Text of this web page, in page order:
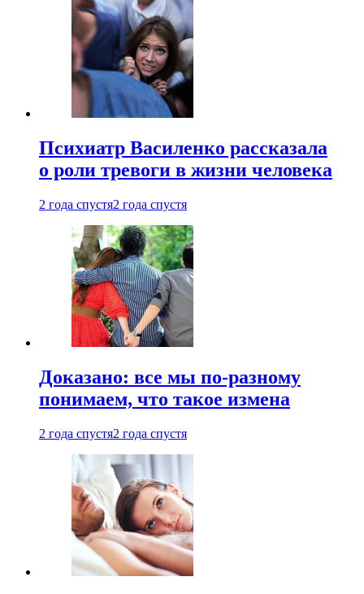
Психиатр Василенко рассказала
о роли тревоги в жизни человека
2 года спустя2 года спустя
Доказано: все мы по-разному
понимаем, что такое измена
2 года спустя2 года спустя